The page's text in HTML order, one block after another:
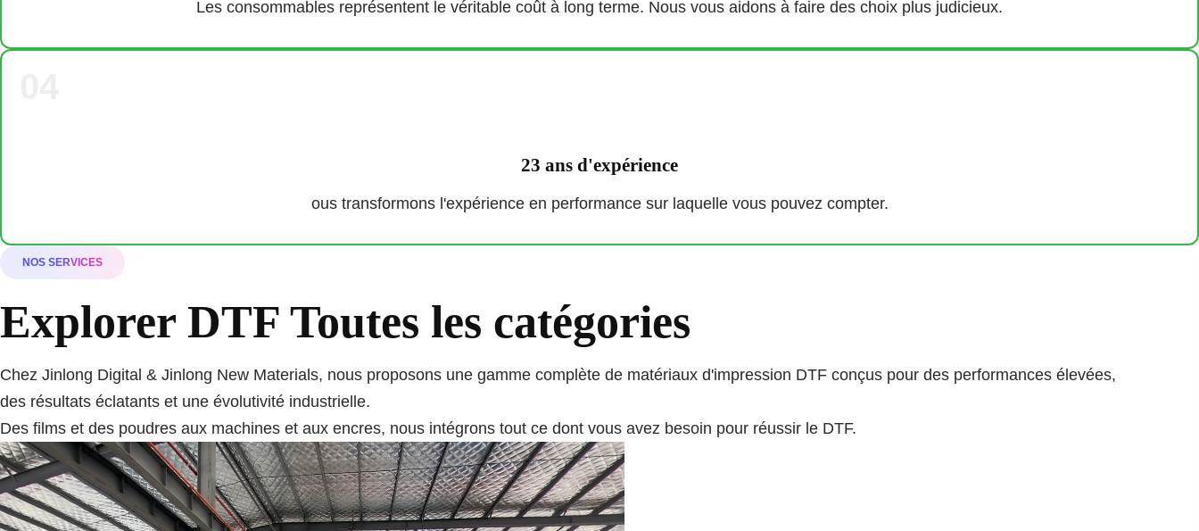
Les consommables représentent le véritable coût à long terme. Nous vous aidons à faire des choix plus judicieux.
23 ans d'expérience
ous transformons l'expérience en performance sur laquelle vous pouvez compter.
NOS SERVICES
Explorer DTF Toutes les catégories
Chez Jinlong Digital & Jinlong New Materials, nous proposons une gamme complète de matériaux d'impression DTF conçus pour des performances élevées,
des résultats éclatants et une évolutivité industrielle.
Des films et des poudres aux machines et aux encres, nous intégrons tout ce dont vous avez besoin pour réussir le DTF.